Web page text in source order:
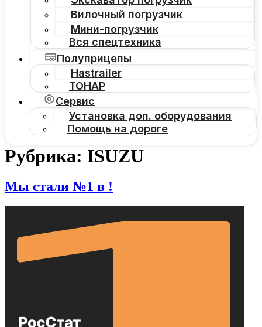
Вилочный погрузчик
Мини-погрузчик
Вся спецтехника
Полуприцепы
Hastrailer
ТОНАР
Сервис
Установка доп. оборудования
Помощь на дороге
Рубрика: ISUZU
Мы стали №1 в !